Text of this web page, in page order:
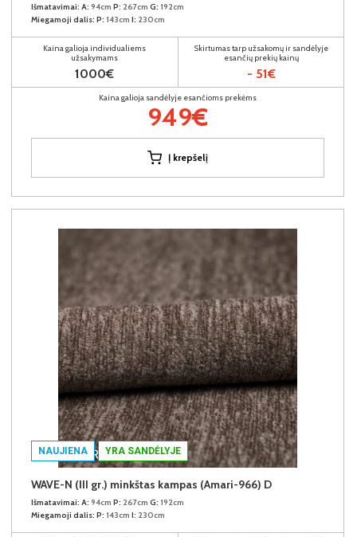
Išmatavimai: A: 94cm P: 267cm G: 192cm
Miegamoji dalis: P: 143cm I: 230cm
Kaina galioja individualiems
užsakymams
1000€
Skirtumas tarp užsakomų ir sandėlyje
esančių prekių kainų
- 51€
Kaina galioja sandėlyje esančioms prekėms
949€
Į krepšelį
NAUJIENA YRA SANDĖLYJE
WAVE-N (III gr.) minkštas kampas (Amari-966) D
Išmatavimai: A: 94cm P: 267cm G: 192cm
Miegamoji dalis: P: 143cm I: 230cm